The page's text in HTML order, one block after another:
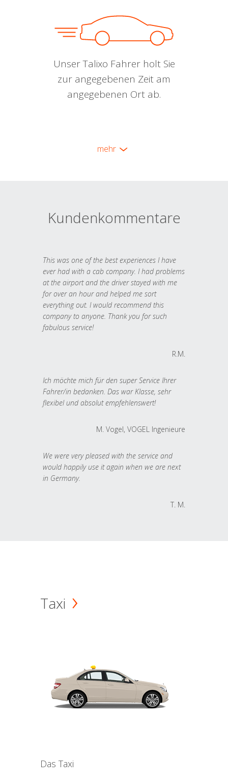
Unser Talixo Fahrer holt Sie
zur angegebenen Zeit am
angegebenen Ort ab.
mehr
Kundenkommentare
This was one of the best experiences I have
ever had with a cab company. I had problems
at the airport and the driver stayed with me
for over an hour and helped me sort
everything out. I would recommend this
company to anyone. Thank you for such
fabulous service!
R.M.
Ich möchte mich für den super Service Ihrer
Fahrer/in bedanken. Das war Klasse, sehr
flexibel und absolut empfehlenswert!
M. Vogel, VOGEL Ingenieure
We were very pleased with the service and
would happily use it again when we are next
in Germany.
T. M.
Taxi
Das Taxi